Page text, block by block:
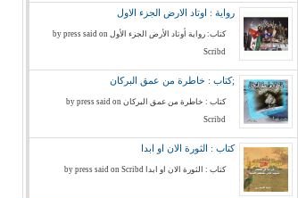
رواية : اوتاد الارض الجزء الاول
كتاب: رواية أوتاد الأرض الجزء الأول by press said on
Scribd
;كتاب : خاطرة من عمق البركان
كتاب : خاطرة من عمق البركان by press said on
Scribd
كتاب : الثورة الان او ابدا
كتاب : الثورة الان او ابدا by press said on Scribd